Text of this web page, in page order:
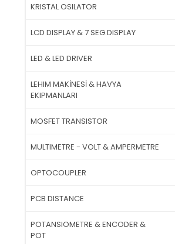
KRISTAL OSILATOR
LCD DISPLAY & 7 SEG.DISPLAY
LED & LED DRIVER
LEHIM MAKİNESİ & HAVYA
EKIPMANLARI
MOSFET TRANSISTOR
MULTIMETRE - VOLT & AMPERMETRE
OPTOCOUPLER
PCB DISTANCE
POTANSIOMETRE & ENCODER &
POT